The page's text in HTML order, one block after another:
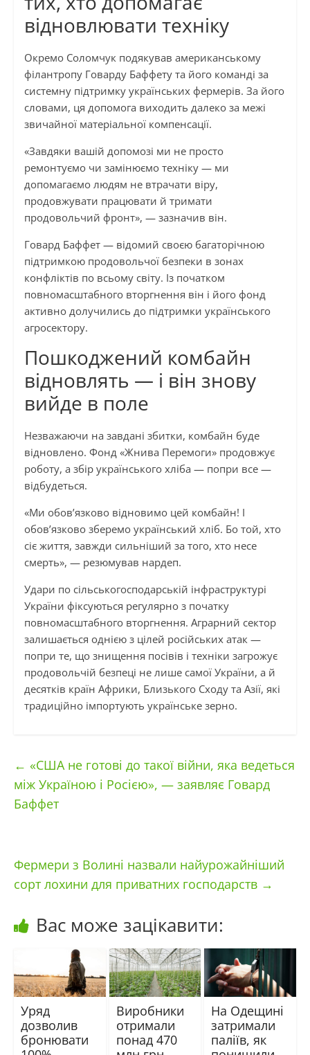
відновлювати техніку
Окремо Соломчук подякував американському
філантропу Говарду Баффету та його команді за
системну підтримку українських фермерів. За його
словами, ця допомога виходить далеко за межі
звичайної матеріальної компенсації.
«Завдяки вашій допомозі ми не просто
ремонтуємо чи замінюємо техніку — ми
допомагаємо людям не втрачати віру,
продовжувати працювати й тримати
продовольчий фронт», — зазначив він.
Говард Баффет — відомий своєю багаторічною
підтримкою продовольчої безпеки в зонах
конфліктів по всьому світу. Із початком
повномасштабного вторгнення він і його фонд
активно долучились до підтримки українського
агросектору.
Пошкоджений комбайн
відновлять — і він знову
вийде в поле
Незважаючи на завдані збитки, комбайн буде
відновлено. Фонд «Жнива Перемоги» продовжує
роботу, а збір українського хліба — попри все —
відбудеться.
«Ми обов’язково відновимо цей комбайн! І
обов’язково зберемо український хліб. Бо той, хто
сіє життя, завжди сильніший за того, хто несе
смерть», — резюмував нардеп.
Удари по сільськогосподарській інфраструктурі
України фіксуються регулярно з початку
повномасштабного вторгнення. Аграрний сектор
залишається однією з цілей російських атак —
попри те, що знищення посівів і техніки загрожує
продовольчій безпеці не лише самої України, а й
десятків країн Африки, Близького Сходу та Азії, які
традиційно імпортують українське зерно.
← «США не готові до такої війни, яка ведеться
між Україною і Росією», — заявляє Говард
Баффет
Фермери з Волині назвали найурожайніший
сорт лохини для приватних господарств →
Вас може зацікавити:
Уряд
дозволив
бронювати
Виробники
отримали
понад 470
На Одещині
затримали
паліїв, як